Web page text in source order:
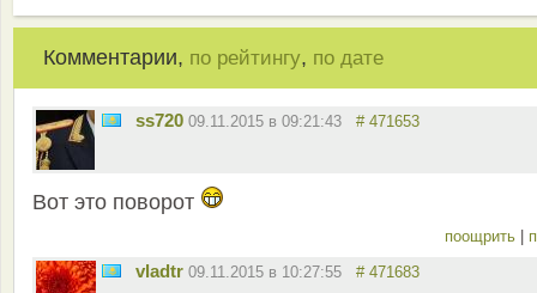
Комментарии, по рейтингу, по дате
ss720 09.11.2015 в 09:21:43 # 471653
Вот это поворот
поощрить
vladtr 09.11.2015 в 10:27:55 # 471683